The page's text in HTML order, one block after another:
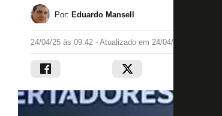
Por: Eduardo Mansell
24/04/25 às 09:42 - Atualizado em 24/04/25 às 09:42